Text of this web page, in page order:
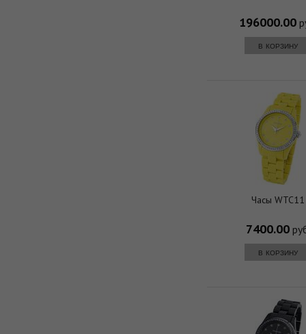
196000.00
в корзину
Часы WTC11
7400.00
в корзину